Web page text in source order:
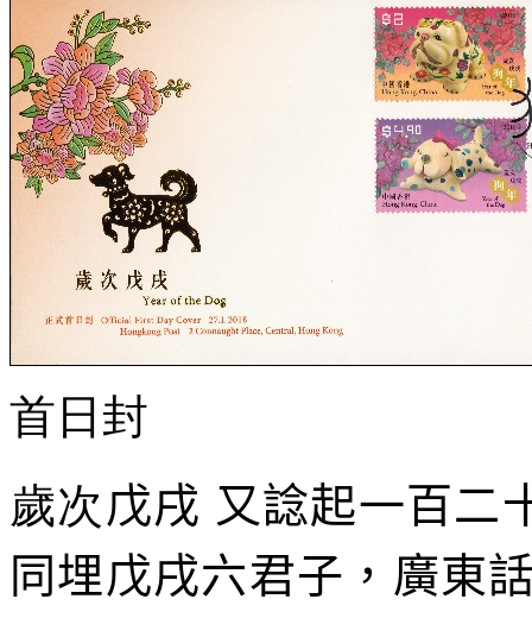
首日封
歲次 戊戌 又諗起一百二
同埋戊戌六君子，廣東